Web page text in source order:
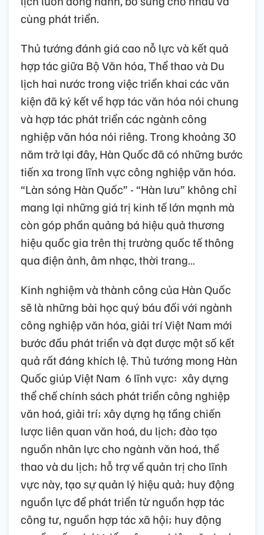
cùng phát triển.
Thủ tướng đánh giá cao nỗ lực và kết quả
hợp tác giữa Bộ Văn hóa, Thể thao và Du
lịch hai nước trong việc triển khai các văn
kiện đã ký kết về hợp tác văn hóa nói chung
và hợp tác phát triển các ngành công
nghiệp văn hóa nói riêng. Trong khoảng 30
năm trở lại đây, Hàn Quốc đã có những bước
tiến xa trong lĩnh vực công nghiệp văn hóa.
“Làn sóng Hàn Quốc” - “Hàn lưu” không chỉ
mang lại những giá trị kinh tế lớn mạnh mà
còn góp phần quảng bá hiệu quả thương
hiệu quốc gia trên thị trường quốc tế thông
qua điện ảnh, âm nhạc, thời trang…
Kinh nghiệm và thành công của Hàn Quốc
sẽ là những bài học quý báu đối với ngành
công nghiệp văn hóa, giải trí Việt Nam mới
bước đầu phát triển và đạt được một số kết
quả rất đáng khích lệ. Thủ tướng mong Hàn
Quốc giúp Việt Nam 6 lĩnh vực: xây dựng
thể chế chính sách phát triển công nghiệp
văn hoá, giải trí; xây dựng hạ tầng chiến
lược liên quan văn hoá, du lịch; đào tạo
nguồn nhân lực cho ngành văn hoá, thể
thao và du lịch; hỗ trợ về quản trị cho lĩnh
vực này, tạo sự quản lý hiệu quả; huy động
nguồn lực để phát triển từ nguồn hợp tác
công tư, nguồn hợp tác xã hội; huy động